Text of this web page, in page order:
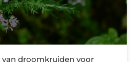
droomkruiden voor